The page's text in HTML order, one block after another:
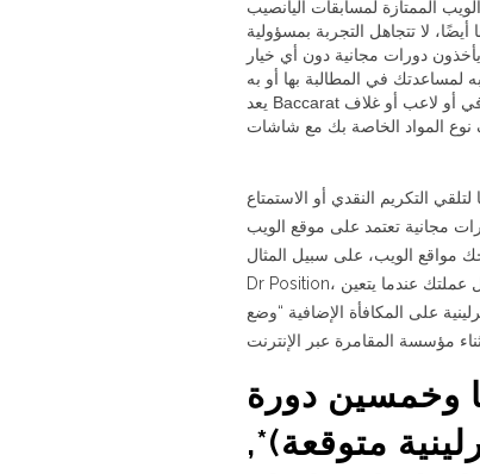
التكريم النقدي أو الاستمتاع
مرجعية أو دورات مجانية تعتمد على موقع الويب
مواقع الويب، على سبيل المثال
Dr Position، فرصة إضافية تحتوي على 100 دورة إضافية إضافية، بحيث تحصل على نقاط أكثر بكثير مقابل عملتك عندما يتعين
على المكافأة الإضافية “وضع
وخمسين دورة
(10 جنيهات إسترلينية متوقعة)*,